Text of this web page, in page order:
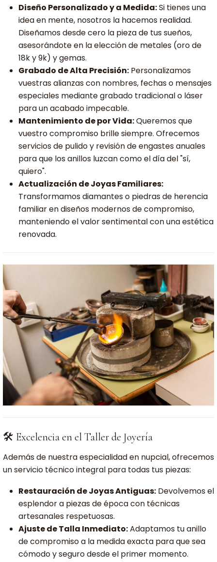
Diseño Personalizado y a Medida:Si tienes una
idea en mente, nosotros la hacemos realidad.
Diseñamos desde cero la pieza de tus sueños,
asesorándote en la elección de metales (oro de
18k y 9k) y gemas.
Grabado de Alta Precisión: Personalizamos
vuestras alianzas con nombres, fechas o mensajes
especiales mediante grabado tradicional o láser
para un acabado impecable.
Mantenimiento de por Vida:Queremos que
vuestro compromiso brille siempre. Ofrecemos
servicios de pulido y revisión de engastes anuales
para que los anillos luzcan como el día del "sí,
quiero".
Actualización de Joyas Familiares:
Transformamos diamantes o piedras de herencia
familiar en diseños modernos de compromiso,
manteniendo el valor sentimental con una estética
renovada.
🛠️ Excelencia en el Taller de Joyería
Además de nuestra especialidad en nupcial, ofrecemos
un servicio técnico integral para todas tus piezas:
Restauración de Joyas Antiguas: Devolvemos el
esplendor a piezas de época con técnicas
artesanales respetuosas.
Ajuste de Talla Inmediato:Adaptamos tu anillo
de compromiso a la medida exacta para que sea
cómodo y seguro desde el primer momento.